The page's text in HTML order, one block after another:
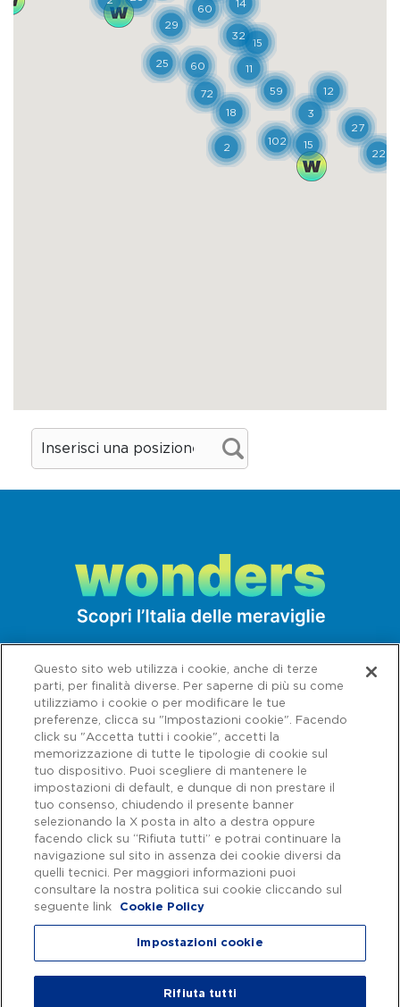
Capitale sociale € 622.027.000,00 interamente versato - Codice fiscale e
n. di iscrizione al Registro delle Imprese di Roma 07516911000 | C.C.I.A.A.
Roma n. 1037417 - P.IVA: 07516911000 - Sede Legale: via A. Bergamini, 50
Autostrade per l'Italia Spa, Tutti i diritti riservati
Questo sito web utilizza i cookie, anche di terze
parti, per finalità diverse. Per saperne di più su come
utilizziamo i cookie o per modificare le tue
preferenze, clicca su "Impostazioni cookie". Facendo
click su "Accetta tutti i cookie", accetti la
memorizzazione di tutte le tipologie di cookie sul
tuo dispositivo. Puoi scegliere di mantenere le
impostazioni di default, e dunque di non prestare il
tuo consenso, chiudendo il presente banner
selezionando la X posta in alto a destra oppure
facendo click su “Rifiuta tutti” e potrai continuare la
navigazione sul sito in assenza dei cookie diversi da
quelli tecnici. Per maggiori informazioni puoi
consultare la nostra politica sui cookie cliccando sul
seguente link
Cookie Policy
Impostazioni cookie
Rifiuta tutti